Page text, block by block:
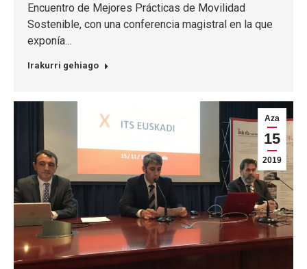
Encuentro de Mejores Prácticas de Movilidad
Sostenible, con una conferencia magistral en la que
exponía…
Irakurri gehiago
Aza
15
2019